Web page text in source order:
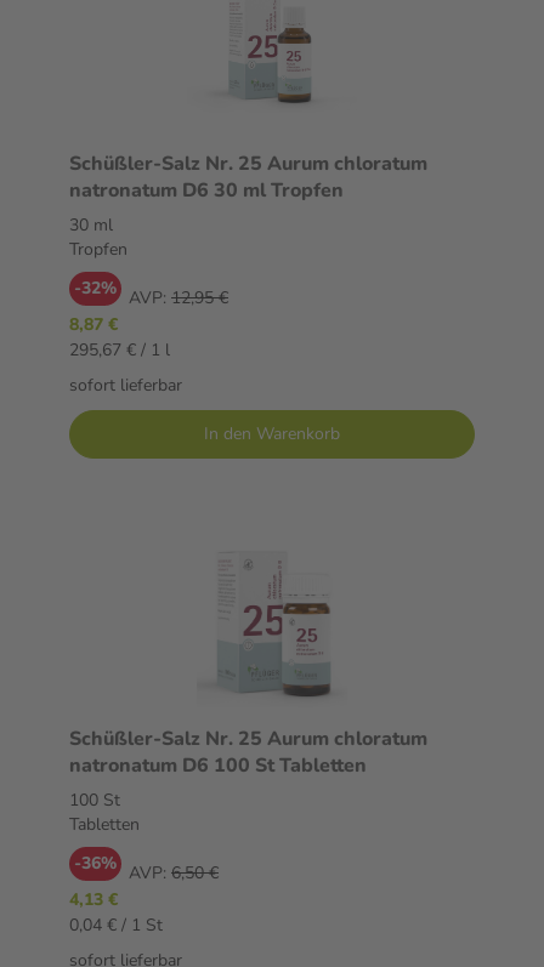
Schüßler-Salz Nr. 25 Aurum chloratum
natronatum D6 30 ml Tropfen
30 ml
Tropfen
-32% AVP: 12,95 €
8,87 €
295,67 € / 1 l
sofort lieferbar
In den Warenkorb
Schüßler-Salz Nr. 25 Aurum chloratum
natronatum D6 100 St Tabletten
100 St
Tabletten
-36% AVP: 6,50 €
4,13 €
0,04 € / 1 St
sofort lieferbar